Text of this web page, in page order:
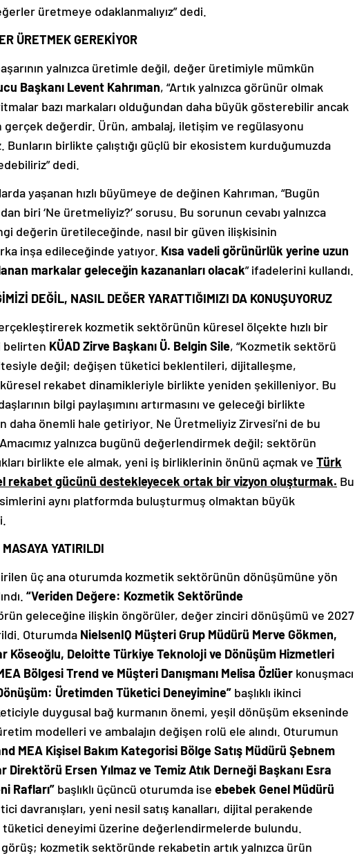
üretmeye odaklanmalıyız” dedi.
ÜRETMEK GEREKİYOR
yalnızca üretimle değil, değer üretimiyle mümkün
Başkanı Levent Kahrıman, “Artık yalnızca görünür olmak
bazı markaları olduğundan daha büyük gösterebilir ancak
gerçek değerdir. Ürün, ambalaj, iletişim ve regülasyonu
birlikte çalıştığı güçlü bir ekosistem kurduğumuzda
dedi.
yaşanan hızlı büyümeye de değinen Kahrıman, “Bugün
biri ‘Ne üretmeliyiz?’ sorusu. Bu sorunun cevabı yalnızca
değerin üretileceğinde, nasıl bir güven ilişkisinin
inşa edileceğinde yatıyor. Kısa vadeli görünürlük yerine uzun
markalar geleceğin kazananları olacak” ifadelerini kullandı.
DEĞİL, NASIL DEĞER YARATTIĞIMIZI DA KONUŞUYORUZ
kozmetik sektörünün küresel ölçekte hızlı bir
belirten KÜAD Zirve Başkanı Ü. Belgin Sile, “Kozmetik sektörü
değil; değişen tüketici beklentileri, dijitalleşme,
rekabet dinamikleriyle birlikte yeniden şekilleniyor. Bu
bilgi paylaşımını artırmasını ve geleceği birlikte
daha önemli hale getiriyor. Ne Üretmeliyiz Zirvesi’ni de bu
yalnızca bugünü değerlendirmek değil; sektörün
birlikte ele almak, yeni iş birliklerinin önünü açmak ve Türk
rekabet gücünü destekleyecek ortak bir vizyon oluşturmak. Bu
aynı platformda buluşturmuş olmaktan büyük
YATIRILDI
üç ana oturumda kozmetik sektörünün dönüşümüne yön
“Veriden Değere: Kozmetik Sektöründe
geleceğine ilişkin öngörüler, değer zinciri dönüşümü ve 2027
Oturumda NielsenIQ Müşteri Grup Müdürü Merve Gökmen,
Köseoğlu, Deloitte Türkiye Teknoloji ve Dönüşüm Hizmetleri
Bölgesi Trend ve Müşteri Danışmanı Melisa Özlüer konuşmacı
Üretimden Tüketici Deneyimine” başlıklı ikinci
duygusal bağ kurmanın önemi, yeşil dönüşüm ekseninde
modelleri ve ambalajın değişen rolü ele alındı. Oturumun
MEA Kişisel Bakım Kategorisi Bölge Satış Müdürü Şebnem
Direktörü Ersen Yılmaz ve Temiz Atık Derneği Başkanı Esra
Rafları” başlıklı üçüncü oturumda ise ebebek Genel Müdürü
davranışları, yeni nesil satış kanalları, dijital perakende
tüketici deneyimi üzerine değerlendirmelerde bulundu.
kozmetik sektöründe rekabetin artık yalnızca ürün